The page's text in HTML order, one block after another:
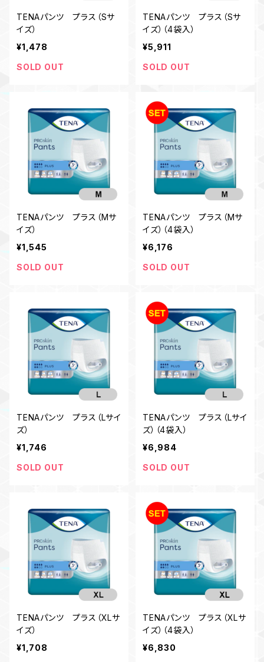
TENAパンツ プラス（Sサ
イズ）
¥1,478
SOLD OUT
TENAパンツ プラス（Sサ
イズ）（4袋入）
¥5,911
SOLD OUT
TENAパンツ プラス（Mサ
イズ）
¥1,545
SOLD OUT
TENAパンツ プラス（Mサ
イズ）（4袋入）
¥6,176
SOLD OUT
TENAパンツ プラス（Lサイ
ズ）
¥1,746
SOLD OUT
TENAパンツ プラス（Lサイ
ズ）（4袋入）
¥6,984
SOLD OUT
TENAパンツ プラス（XLサ
イズ）
¥1,708
TENAパンツ プラス（XLサ
イズ）（4袋入）
¥6,830